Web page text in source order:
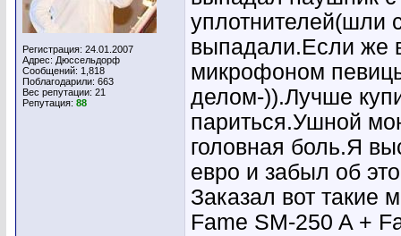
Регистрация: 24.01.2007
Адрес: Дюссельдорф
Сообщений: 1,818
Поблагодарили: 663
Вес репутации: 21
Репутация: 88
уплотнителей(шли
выпадали.Если же
микрофоном
делом-)).Лучше
париться.Ушной
головная боль.Я
евро и забыл об
Заказал вот такие
Fame SM-250 A +